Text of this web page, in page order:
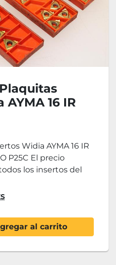
AYMA 16 IR
ISO P25C
Widia AYMA 16 IR
P25C El precio
los insertos del
al carrito